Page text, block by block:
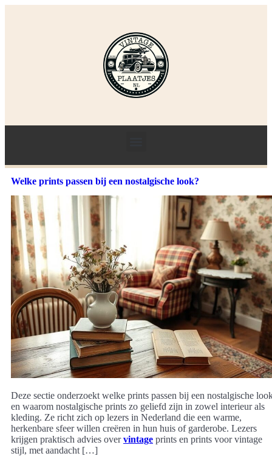
Welke prints passen bij een nostalgische look?
Deze sectie onderzoekt welke prints passen bij een nostalgische
en waarom nostalgische prints zo geliefd zijn in zowel interieur als
kleding. Ze richt zich op lezers in Nederland die een warme,
herkenbare sfeer willen creëren in hun huis of garderobe. Lezers
krijgen praktisch advies overvintage prints en prints voor vintage
stijl, met aandacht […]